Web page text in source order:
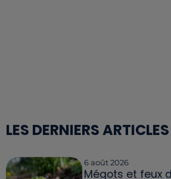
LES DERNIERS ARTICLES
6 août 2026
Mégots et feux